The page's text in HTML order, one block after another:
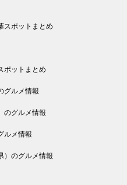
スポットまとめ
ポットまとめ
グルメ情報
のグルメ情報
ルメ情報
）のグルメ情報